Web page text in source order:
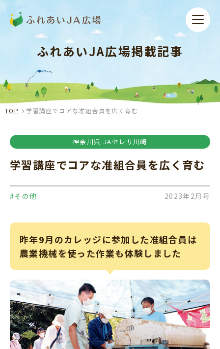
ふれあいJA広場掲載記事
TOP 学習講座でコアな准組合員を広く育む
神奈川県 JAセレサ川崎
学習講座でコアな准組合員を広く育む
#その他 2023年2月号
昨年9月のカレッジに参加した准組合員は
農業機械を使った作業も体験しました